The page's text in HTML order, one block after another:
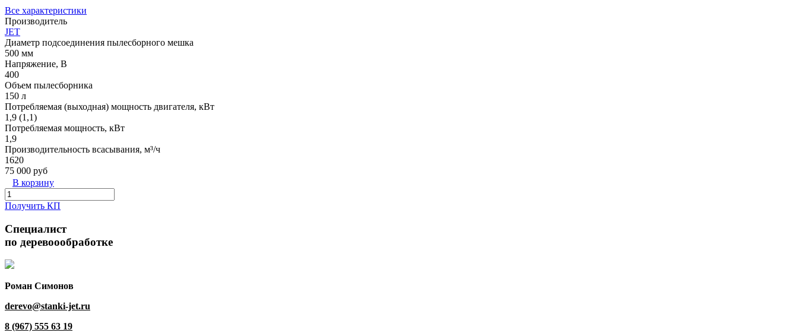
Все характеристики
Производитель
JET
Диаметр подсоединения пылесборного мешка
500 мм
Напряжение, В
400
Объем пылесборника
150 л
Потребляемая (выходная) мощность двигателя, кВт
1,9 (1,1)
Потребляемая мощность, кВт
1,9
Производительность всасывания, м³/ч
1620
75 000 руб
В корзину
Получить КП
Специалист
по деревоообработке
Роман Симонов
derevo@stanki-jet.ru
8 (967) 555 63 19